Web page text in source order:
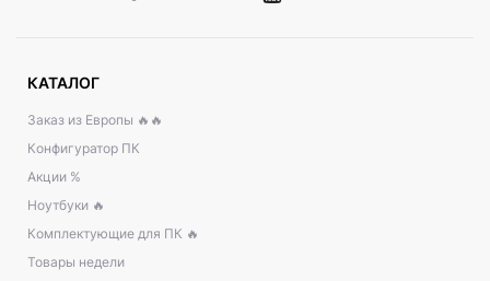
КАТАЛОГ
Заказ из Европы 🔥🔥
Конфигуратор ПК
Акции %
Ноутбуки 🔥
Комплектующие для ПК 🔥
Товары недели